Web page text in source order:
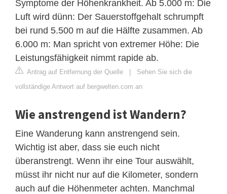
Symptome der Höhenkrankheit. Ab 5.000 m: Die
Luft wird dünn: Der Sauerstoffgehalt schrumpft
bei rund 5.500 m auf die Hälfte zusammen. Ab
6.000 m: Man spricht von extremer Höhe: Die
Leistungsfähigkeit nimmt rapide ab.
Antrag auf Entfernung der Quelle | Sehen Sie sich die
vollständige Antwort auf bergwelten.com an
Wie anstrengend ist Wandern?
Eine Wanderung kann anstrengend sein.
Wichtig ist aber, dass sie euch nicht
überanstrengt. Wenn ihr eine Tour auswählt,
müsst ihr nicht nur auf die Kilometer, sondern
auch auf die Höhenmeter achten. Manchmal